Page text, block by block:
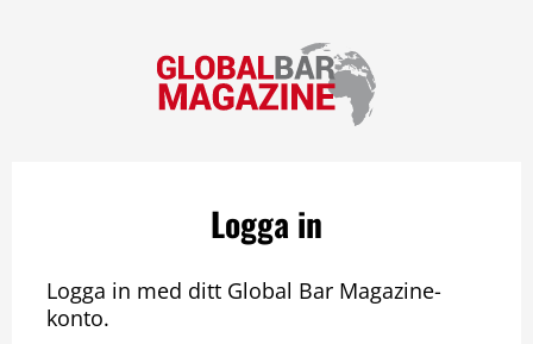
Logga in
Logga in med ditt Global Bar Magazine-
konto.